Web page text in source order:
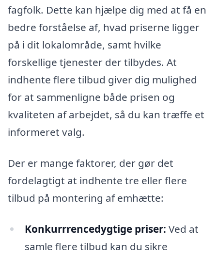
fagfolk. Dette kan hjælpe dig med at få en
bedre forståelse af, hvad priserne ligger
på i dit lokalområde, samt hvilke
forskellige tjenester der tilbydes. At
indhente flere tilbud giver dig mulighed
for at sammenligne både prisen og
kvaliteten af arbejdet, så du kan træffe et
informeret valg.
Der er mange faktorer, der gør det
fordelagtigt at indhente tre eller flere
tilbud på montering af emhætte:
Konkurrrencedygtige priser: Ved at
samle flere tilbud kan du sikre